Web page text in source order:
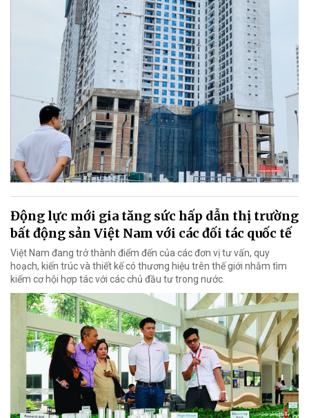
Động lực mới gia tăng sức hấp dẫn thị trường
bất động sản Việt Nam với các đối tác quốc tế
Việt Nam đang trở thành điểm đến của các đơn vị tư vấn, quy
hoạch, kiến trúc và thiết kế có thương hiệu trên thế giới nhằm tìm
kiếm cơ hội hợp tác với các chủ đầu tư trong nước.